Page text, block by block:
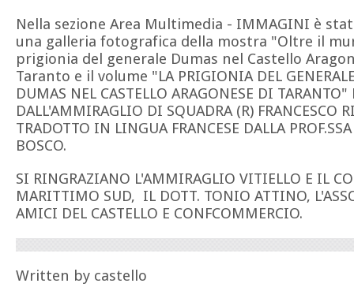
Nella sezione Area Multimedia - IMMAGINI è
una galleria fotografica della mostra "Oltre il
prigionia del generale Dumas nel Castello
Taranto e il volume "LA PRIGIONIA DEL
DUMAS NEL CASTELLO ARAGONESE DI TARANTO"
DALL'AMMIRAGLIO DI SQUADRA (R) FRANCESCO
TRADOTTO IN LINGUA FRANCESE DALLA PROF.SSA
BOSCO.
SI RINGRAZIANO L'AMMIRAGLIO VITIELLO E IL
MARITTIMO SUD, IL DOTT. TONIO ATTINO,
AMICI DEL CASTELLO E CONFCOMMERCIO.
Written by castello